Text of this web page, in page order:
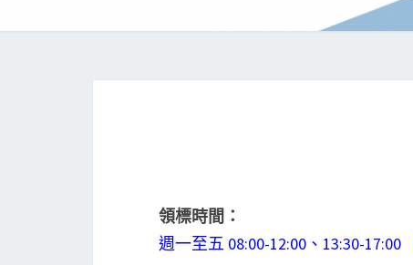
領標時間：
週一至五 08:00-12:00、13:30-17:00